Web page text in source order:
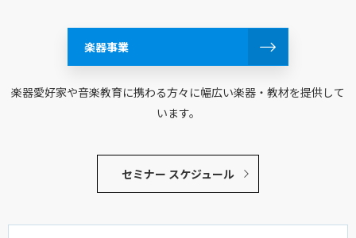
楽器事業
楽器愛好家や音楽教育に携わる方々に幅広い楽器・教材を提供して
います。
セミナー スケジュール